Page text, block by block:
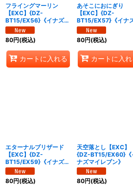
フライングマーリン
【EXC】{DZ-
BT15/EX56}《イナズマ
イレブン》
80円(税込)
カートに入れる
あそこにおにぎり
【EXC】{DZ-
BT15/EX57}《イナ
イレブン》
80円(税込)
カートに入
エターナルブリザード
【EXC】{DZ-
BT15/EX59}《イナズマ
イレブン》
80円(税込)
天空落とし【EXC】
{DZ-BT15/EX60}《
ナズマイレブン》
80円(税込)